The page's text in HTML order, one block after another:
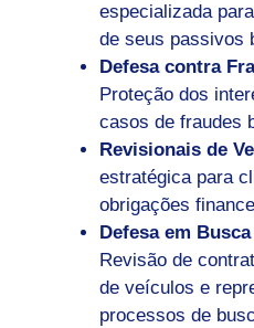
especializada
de seus passivos
Defesa contra
Proteção dos
casos de fraudes
Revisionais de
estratégica para
obrigações
Defesa em
Revisão de
de veículos e
processos de